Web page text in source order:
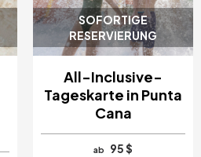
SOFORTIGE
RESERVIERUNG
All-Inclusive-
Tageskarte in Punta
Cana
ab
95 $